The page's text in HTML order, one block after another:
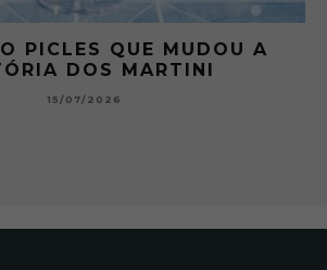
PICLES QUE MUDOU A
DOS MARTINI
15/07/2026